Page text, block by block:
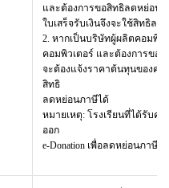
และต้องการขอสิทธิลดหย่อน
ใบเสร็จรับเงินจึงจะใช้สิทธิล
2. หากเป็นบริษัทผู้ผลิตคอมพิว
คอมพิวเตอร์ และต้องการขอ
จะต้องแจ้งราคาต้นทุนของคอ
สิทธิ
ลดหย่อนภาษีได้
หมายเหตุ: โรงเรียนที่ได้รับคอ
ออก
e-Donation เพื่อลดหย่อนภาษีใ